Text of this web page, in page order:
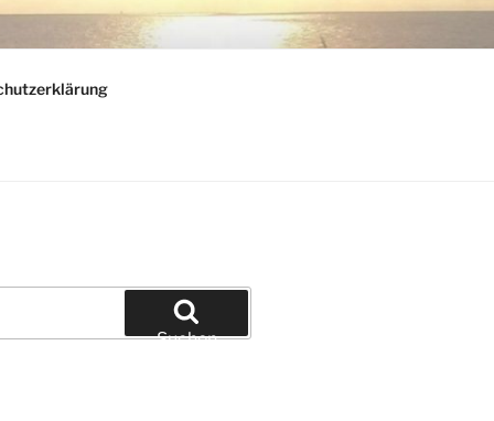
Suchen